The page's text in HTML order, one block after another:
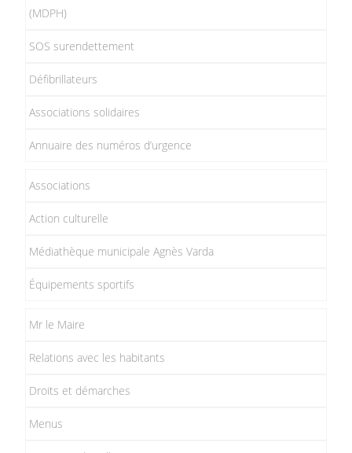
(MDPH)
SOS surendettement
Défibrillateurs
Associations solidaires
Annuaire des numéros d’urgence
Associations
Action culturelle
Médiathèque municipale Agnès Varda
Équipements sportifs
Mr le Maire
Relations avec les habitants
Droits et démarches
Menus